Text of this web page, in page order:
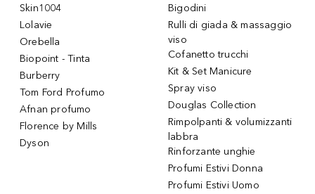
Skin1004
Lolavie
Orebella
Biopoint - Tinta
Burberry
Tom Ford Profumo
Afnan profumo
Florence by Mills
Dyson
Bigodini
Rulli di giada & massaggio
viso
Cofanetto trucchi
Kit & Set Manicure
Spray viso
Douglas Collection
Rimpolpanti & volumizzanti
labbra
Rinforzante unghie
Profumi Estivi Donna
Profumi Estivi Uomo